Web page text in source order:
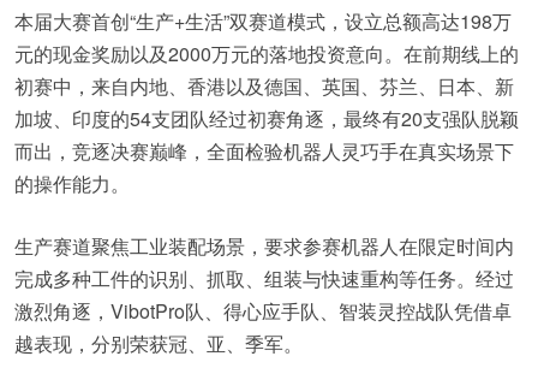
本届大赛首创“生产+生活”双赛道模式，设立总额高达198万
元的现金奖励以及2000万元的落地投资意向。在前期线上的
初赛中，来自内地、香港以及德国、英国、芬兰、日本、新
加坡、印度的54支团队经过初赛角逐，最终有20支强队脱颖
而出，竞逐决赛巅峰，全面检验机器人灵巧手在真实场景下
的操作能力。
生产赛道聚焦工业装配场景，要求参赛机器人在限定时间内
完成多种工件的识别、抓取、组装与快速重构等任务。经过
激烈角逐，VibotPro队、得心应手队、智装灵控战队凭借卓
越表现，分别荣获冠、亚、季军。